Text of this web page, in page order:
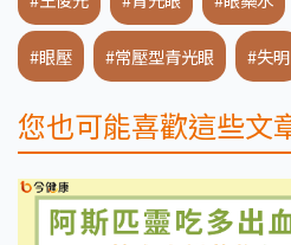
#眼壓 #常壓型青光眼 #失明
您也可能喜歡這些文